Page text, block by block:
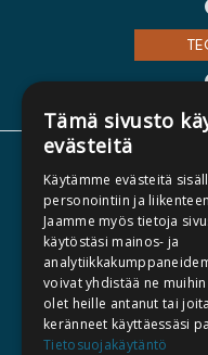
Tämä sivusto
evästeitä
Käytämme evästeitä
personointiin ja
Jaamme myös tietoja
käytöstäsi mainos- ja
voivat yhdistää ne
olet heille antanut tai
keränneet käyttäessäsi
Tietosuojakäytäntö